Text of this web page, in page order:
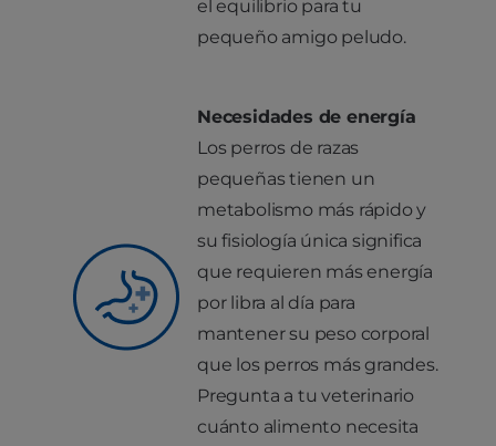
el equilibrio para tu
pequeño amigo peludo.
Necesidades de energía
Los perros de razas
pequeñas tienen un
metabolismo más rápido y
su fisiología única significa
que requieren más energía
por libra al día para
mantener su peso corporal
que los perros más grandes.
Pregunta a tu veterinario
cuánto alimento necesita